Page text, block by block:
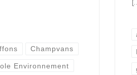
Champvans
Environnement